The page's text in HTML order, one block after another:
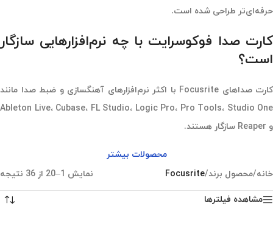
حرفه‌ای‌تر طراحی شده است.
کارت صدا فوکوسرایت با چه نرم‌افزارهایی سازگار
است؟
کارت صداهای Focusrite با اکثر نرم‌افزارهای آهنگسازی و ضبط صدا مانند
Ableton Live، Cubase، FL Studio، Logic Pro، Pro Tools، Studio One
و Reaper سازگار هستند.
محصولات بیشتر
خانه/محصول برند/
Focusrite نمایش 1–20 از 36 نتیجه
مشاهده فیلترها